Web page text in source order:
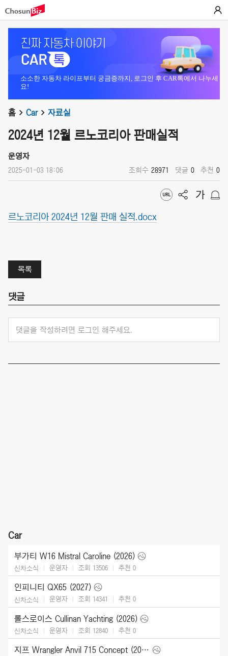
소소한 자동차 라이프부터 궁금증까지, 로그인 후 CAR톡에서 나누세
요!
홈 Car 자료실
2024년 12월 르노코리아 판매실적
운영자
2025-01-03 18:06 조회수 28971 댓글 0 추천 0
르노코리아 2024년 12월 판매 실적.docx
목록
댓글
댓글을 작성하려면 로그인 해주세요.
Car
부가티 W16 Mistral Caroline (2026)
신차소식 운영자 조회 13506 추천 0
인피니티 QX65 (2027)
신차소식 운영자 조회 14341 추천 0
롤스로이스 Cullinan Yachting (2026)
신차소식 운영자 조회 12840 추천 0
지프 Wrangler Anvil 715 Concept (2026)